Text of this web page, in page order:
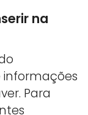
na
informações
Para